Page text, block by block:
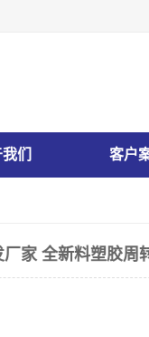
们 客户
家 全新料塑胶周